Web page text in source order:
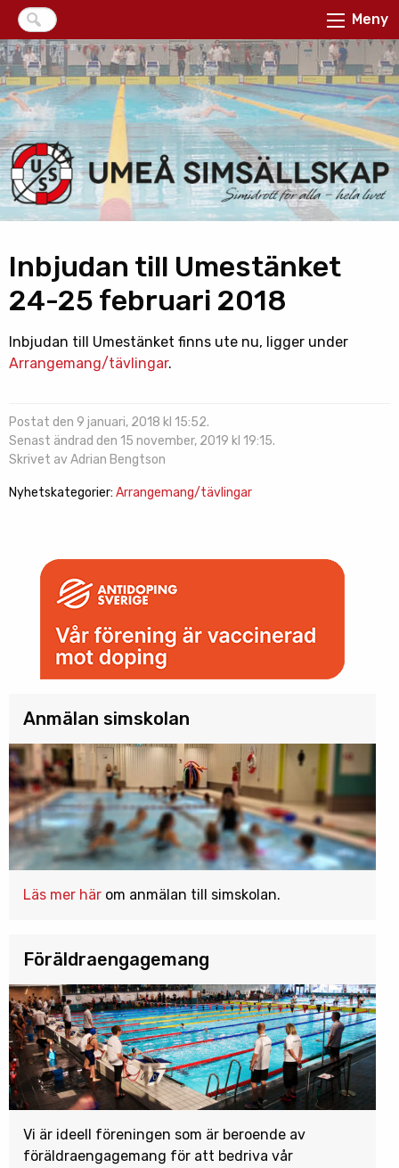
Meny
Inbjudan till Umestänket
24-25 februari 2018
Inbjudan till Umestänket finns ute nu, ligger under
Arrangemang/tävlingar.
Postat den 9 januari, 2018 kl 15:52.
Senast ändrad den 15 november, 2019 kl 19:15.
Skrivet av Adrian Bengtson
Nyhetskategorier: Arrangemang/tävlingar
Anmälan simskolan
Läs mer här om anmälan till simskolan.
Föräldraengagemang
Vi är ideell föreningen som är beroende av
föräldraengagemang för att bedriva vår